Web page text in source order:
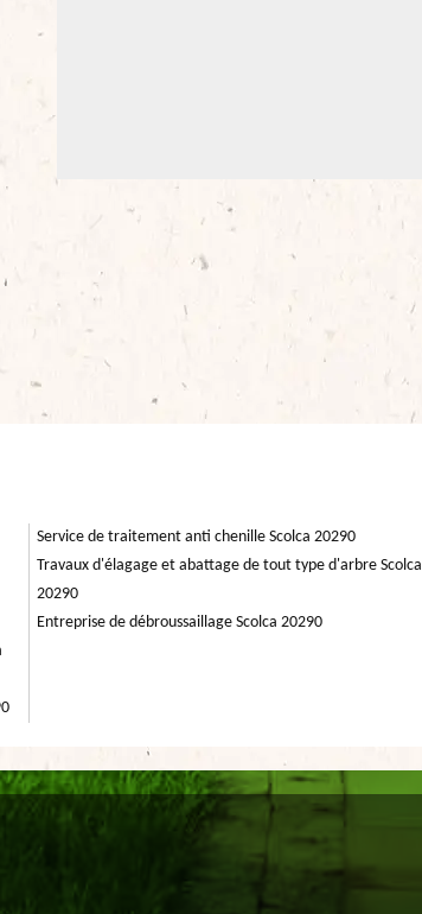
Service de traitement anti chenille Scolca 20290
Travaux d'élagage et abattage de tout type d'arbre Scolca
20290
Entreprise de débroussaillage Scolca 20290